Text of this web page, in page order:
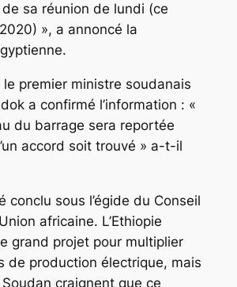
sa réunion de lundi (ce
», a annoncé la
premier ministre soudanais
a confirmé l’information : «
du barrage sera reportée
accord soit trouvé » a-t-il
conclu sous l’égide du Conseil
africaine. L’Ethiopie
grand projet pour multiplier
de production électrique, mais
Soudan craignent que ce